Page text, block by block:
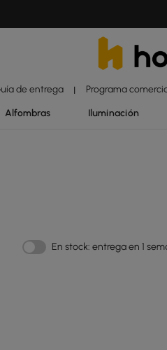
de entrega | Programa
Alfombras Iluminación
En stock: entrega en 1